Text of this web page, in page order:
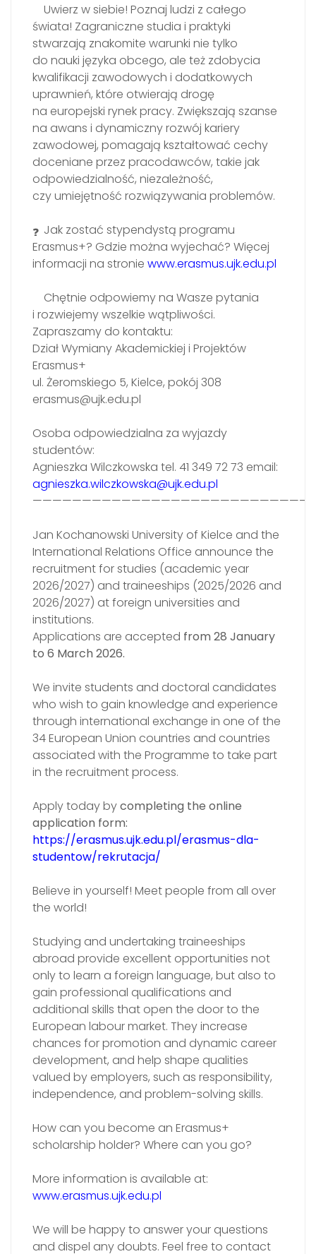
Uwierz w siebie! Poznaj ludzi z całego
świata! Zagraniczne studia i praktyki
stwarzają znakomite warunki nie tylko
do nauki języka obcego, ale też zdobycia
kwalifikacji zawodowych i dodatkowych
uprawnień, które otwierają drogę
na europejski rynek pracy. Zwiększają szanse
na awans i dynamiczny rozwój kariery
zawodowej, pomagają kształtować cechy
doceniane przez pracodawców, takie jak
odpowiedzialność, niezależność,
czy umiejętność rozwiązywania problemów.
Jak zostać stypendystą programu
Erasmus+? Gdzie można wyjechać? Więcej
informacji na stronie www.erasmus.ujk.edu.pl
Chętnie odpowiemy na Wasze pytania
i rozwiejemy wszelkie wątpliwości.
Zapraszamy do kontaktu:
Dział Wymiany Akademickiej i Projektów
Erasmus+
ul. Żeromskiego 5, Kielce, pokój 308
erasmus@ujk.edu.pl
Osoba odpowiedzialna za wyjazdy
studentów:
Agnieszka Wilczkowska tel. 41 349 72 73 email:
agnieszka.wilczkowska@ujk.edu.pl
Jan Kochanowski University of Kielce and the
International Relations Office announce the
recruitment for studies (academic year
2026/2027) and traineeships (2025/2026 and
2026/2027) at foreign universities and
institutions.
Applications are accepted from 28 January
to 6 March 2026.
We invite students and doctoral candidates
who wish to gain knowledge and experience
through international exchange in one of the
34 European Union countries and countries
associated with the Programme to take part
in the recruitment process.
Apply today bycompleting the online
application form:
https://erasmus.ujk.edu.pl/erasmus-dla-
studentow/rekrutacja/
Believe in yourself! Meet people from all over
the world!
Studying and undertaking traineeships
abroad provide excellent opportunities not
only to learn a foreign language, but also to
gain professional qualifications and
additional skills that open the door to the
European labour market. They increase
chances for promotion and dynamic career
development, and help shape qualities
valued by employers, such as responsibility,
independence, and problem-solving skills.
How can you become an Erasmus+
scholarship holder? Where can you go?
More information is available at:
www.erasmus.ujk.edu.pl
We will be happy to answer your questions
and dispel any doubts. Feel free to contact